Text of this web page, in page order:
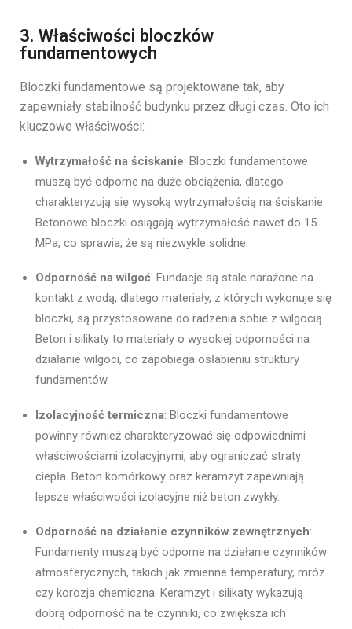
3. Właściwości bloczków
fundamentowych
Bloczki fundamentowe są projektowane tak, aby
zapewniały stabilność budynku przez długi czas. Oto ich
kluczowe właściwości:
Wytrzymałość na ściskanie: Bloczki fundamentowe
muszą być odporne na duże obciążenia, dlatego
charakteryzują się wysoką wytrzymałością na ściskanie.
Betonowe bloczki osiągają wytrzymałość nawet do 15
MPa, co sprawia, że są niezwykle solidne.
Odporność na wilgoć: Fundacje są stale narażone na
kontakt z wodą, dlatego materiały, z których wykonuje się
bloczki, są przystosowane do radzenia sobie z wilgocią.
Beton i silikaty to materiały o wysokiej odporności na
działanie wilgoci, co zapobiega osłabieniu struktury
fundamentów.
Izolacyjność termiczna: Bloczki fundamentowe
powinny również charakteryzować się odpowiednimi
właściwościami izolacyjnymi, aby ograniczać straty
ciepła. Beton komórkowy oraz keramzyt zapewniają
lepsze właściwości izolacyjne niż beton zwykły.
Odporność na działanie czynników zewnętrznych:
Fundamenty muszą być odporne na działanie czynników
atmosferycznych, takich jak zmienne temperatury, mróz
czy korozja chemiczna. Keramzyt i silikaty wykazują
dobrą odporność na te czynniki, co zwiększa ich